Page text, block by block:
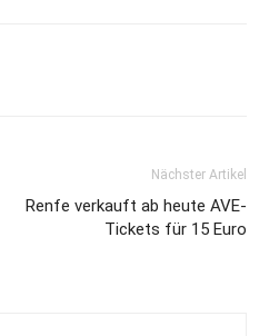
Nächster Artikel
Renfe verkauft ab heute AVE-
Tickets für 15 Euro